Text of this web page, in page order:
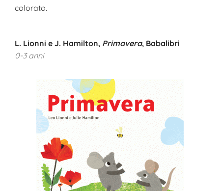
colorato.
L. Lionni e J. Hamilton, Primavera, Babalibri
0-3 anni